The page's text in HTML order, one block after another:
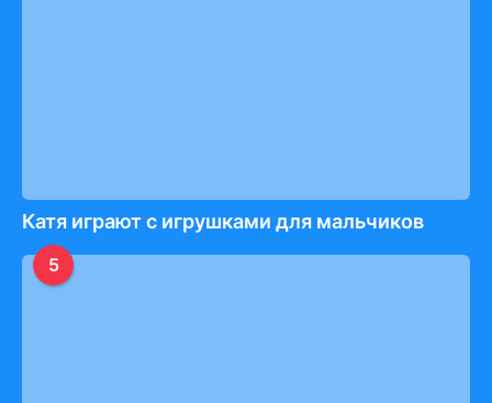
Катя играют с игрушками для мальчиков
5